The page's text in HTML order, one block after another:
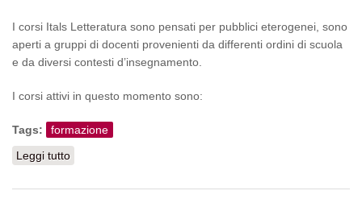
I corsi Itals Letteratura sono pensati per pubblici eterogenei, sono
aperti a gruppi di docenti provenienti da differenti ordini di scuola
e da diversi contesti d’insegnamento.
I corsi attivi in questo momento sono:
Tags:
formazione
Leggi tutto